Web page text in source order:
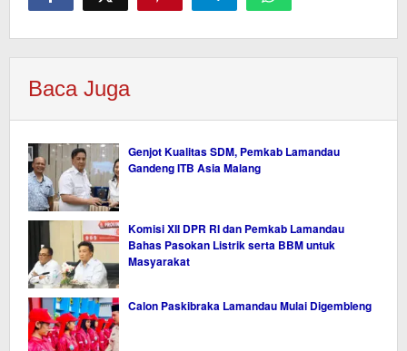
Baca Juga
Genjot Kualitas SDM, Pemkab Lamandau
Gandeng ITB Asia Malang
Komisi XII DPR RI dan Pemkab Lamandau
Bahas Pasokan Listrik serta BBM untuk
Masyarakat
Calon Paskibraka Lamandau Mulai Digembleng